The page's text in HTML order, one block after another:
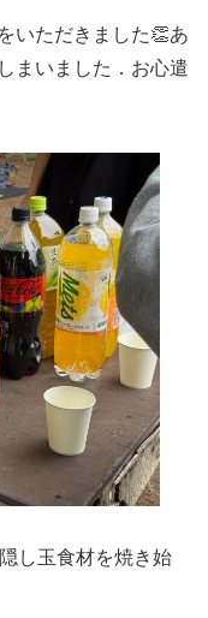
いただきました👏あ
まいました．お心遣
し玉食材を焼き始